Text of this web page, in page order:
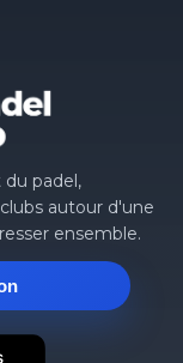
du padel,
autour d'une
ensemble.